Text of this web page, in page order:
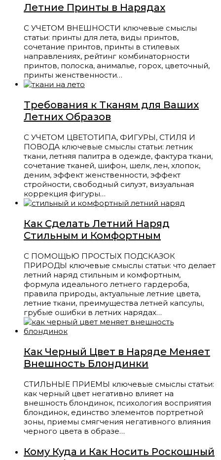
Летние Принты в Нарядах
С УЧЕТОМ ВНЕШНОСТИ ключевые смыслы
статьи: принты для лета, виды принтов,
сочетание принтов, принты в стилевых
направлениях, рейтинг комбинаторности
принтов, полоска, анималье, горох, цветочный,
принты женственности…
Требования к Тканям для Ваших
Летних Образов
С УЧЕТОМ ЦВЕТОТИПА, ФИГУРЫ, СТИЛЯ И
ПОВОДА ключевые смыслы статьи: летник
ткани, летняя палитра в одежде, фактура ткани,
сочетание тканей, шифон, шелк, лен, хлопок,
деним, эффект женственности, эффект
стройности, свободный силуэт, визуальная
коррекция фигуры…
Как Сделать Летний Наряд
Стильным и Комфортным
С ПОМОЩЬЮ ПРОСТЫХ ПОДСКАЗОК
ПРИРОДЫ ключевые смыслы статьи: что делает
летний наряд стильным и комфортным,
формула идеального летнего гардероба,
правила природы, актуальные летние цвета,
летние ткани, преимущества летней капсулы,
грубые ошибки в летних нарядах…
Как Черный Цвет в Наряде Меняет
Внешность Блондинки
СТИЛЬНЫЕ ПРИЕМЫ ключевые смыслы статьи:
как черный цвет негативно влияет на
внешность блондинок, психология восприятия
блондинок, единство элементов портретной
зоны, приемы смягчения негативного влияния
черного цвета в образе…
Кому Куда и Как Носить Роскошный